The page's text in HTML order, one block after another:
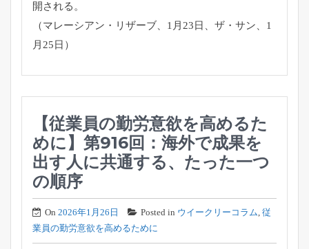
開される。
（マレーシアン・リザーブ、1月23日、ザ・サン、1
月25日）
【従業員の勤労意欲を高めるた
めに】第916回：海外で成果を
出す人に共通する、たった一つ
の順序
On 2026年1月26日 Posted in ウイークリーコラム, 従
業員の勤労意欲を高めるために